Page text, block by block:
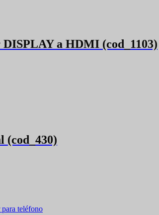
a HDMI (cod_1103)
(cod_430)
teléfono